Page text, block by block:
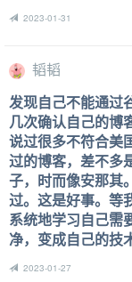
2023-01-31
韬韬
发现自己不能通过
几次确认自己的博
说过很多不符合美
过的博客，差不多
子，时而像安那其
过。这是好事。等
系统地学习自己需
净，变成自己的技
2023-01-27